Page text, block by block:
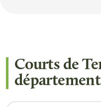
généralement d'un
créneaux.
adolescents, les
encadrent des
Courts de